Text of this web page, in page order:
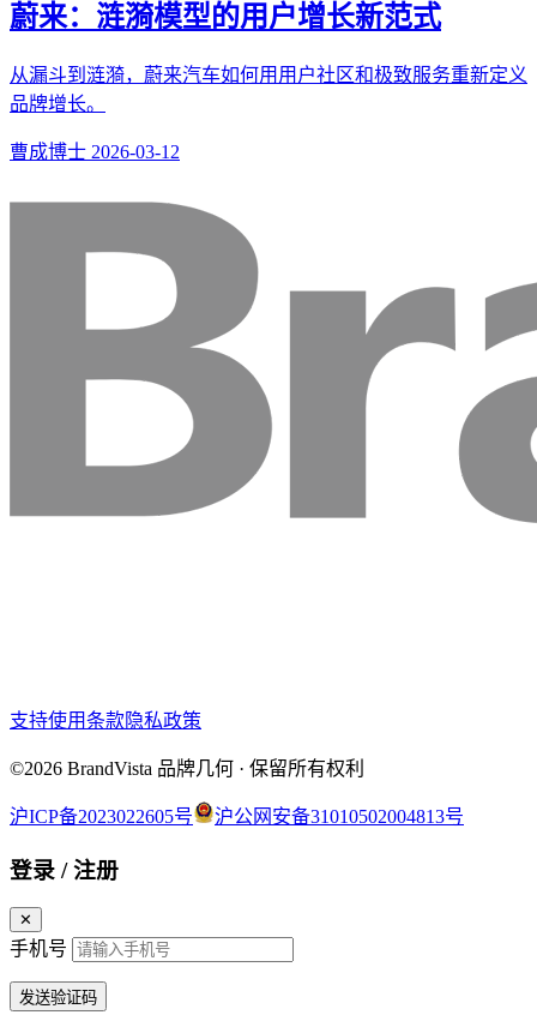
蔚来：涟漪模型的用户增长新范式
从漏斗到涟漪，蔚来汽车如何用用户社区和极致服务重新定义
品牌增长。
曹成博士 2026-03-12
支持使用条款隐私政策
©2026 BrandVista 品牌几何 · 保留所有权利
沪ICP备2023022605号 沪公网安备31010502004813号
登录 / 注册
✕
手机号
发送验证码